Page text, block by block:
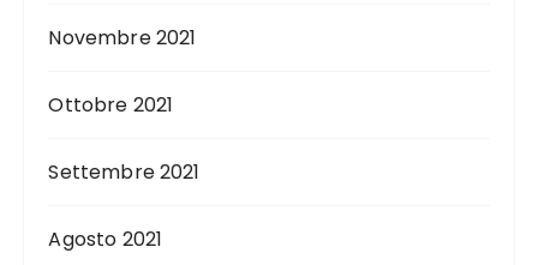
Novembre 2021
Ottobre 2021
Settembre 2021
Agosto 2021